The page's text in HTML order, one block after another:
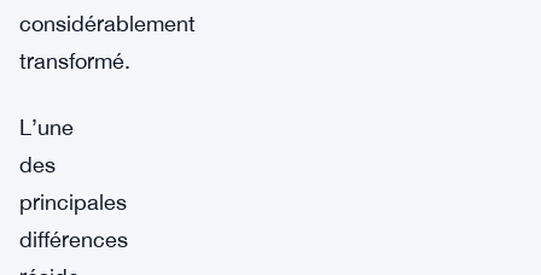
considérablement
transformé.
L’une
des
principales
différences